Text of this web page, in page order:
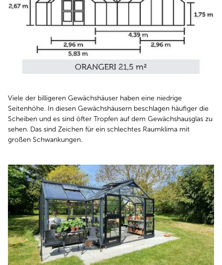
Viele der billigeren Gewächshäuser haben eine niedrige
Seitenhöhe. In diesen Gewächshäusern beschlagen häufiger die
Scheiben und es sind öfter Tropfen auf dem Gewächshausglas zu
sehen. Das sind Zeichen für ein schlechtes Raumklima mit
großen Schwankungen.